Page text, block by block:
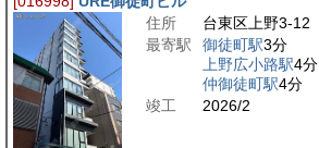
住所
台東区上野3-12
最寄駅
御徒町駅3分
上野広小路駅4分
仲御徒町駅4分
竣工
2026/2